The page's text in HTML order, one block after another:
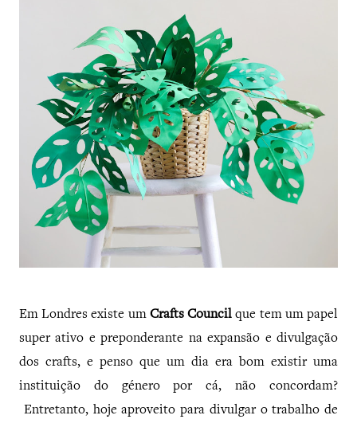
Em Londres existe um Crafts Council que tem um papel
super ativo e preponderante na expansão e divulgação
dos crafts, e penso que um dia era bom existir uma
instituição do género por cá, não concordam?
Entretanto, hoje aproveito para divulgar o trabalho de